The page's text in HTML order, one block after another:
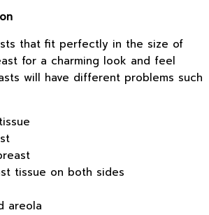
that fit perfectly in the size of
for a charming look and feel
will have different problems such
tissue on both sides
areola